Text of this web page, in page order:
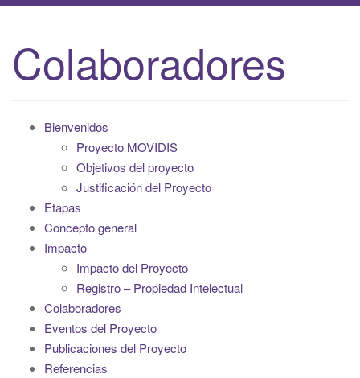
o
Colaboradores
Bienvenidos
Proyecto MOVIDIS
Objetivos del proyecto
Justificación del Proyecto
Etapas
Concepto general
Impacto
Impacto del Proyecto
Registro – Propiedad Intelectual
Colaboradores
Eventos del Proyecto
Publicaciones del Proyecto
Referencias